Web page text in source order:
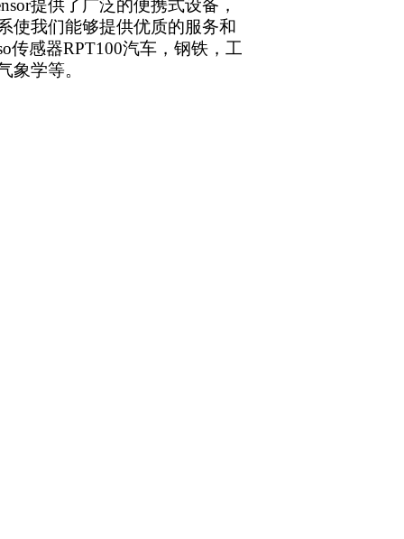
提供了广泛的便携式设备，
使我们能够提供优质的服务和
传感器RPT100汽车，钢铁，工
象学等。